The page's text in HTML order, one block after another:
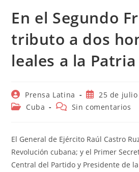
En el Segundo
tributo a dos
leales a la Patria
Autor
de
Prensa Latina
Publicación
de
25 de julio
Categoría
entrada:
Cuba
Comentarios
entrada:
Sin comentarios
El General de Ejército Raúl Castro
Revolución cubana; y el Primer
Central del Partido y Presidente de